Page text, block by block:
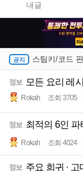
내글
스팀키/코드
정보 모든 요리 레
Rokah 조회 3705
정보 최적의 6인 파
Rokah 조회 4024
정보 주요 희귀 ·